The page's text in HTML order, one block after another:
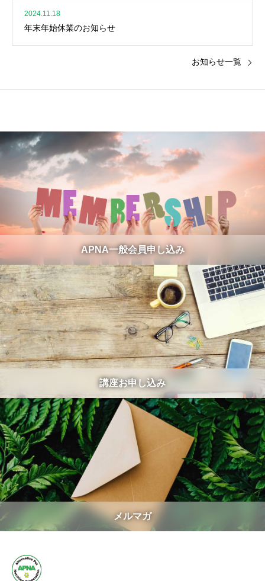
2024.11.18
年末年始休業のお知らせ
お知らせ一覧
APNA一般会員申し込み
講座お申し込み
メルマガ